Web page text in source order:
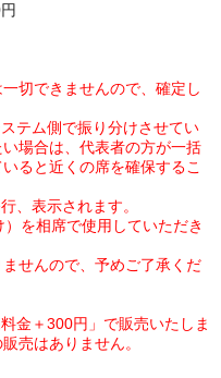
切できませんので、確定し
テム側で振り分けさせてい
場合は、代表者の方が一括
ると近くの席を確保するこ
、表示されます。
を相席で使用していただき
せんので、予めご了承くだ
金＋300円」で販売いたしま
売はありません。